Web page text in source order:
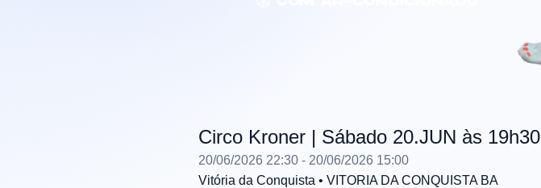
Circo Kroner | Sábado 20.JUN às 19h30
20/06/2026 22:30 - 20/06/2026 15:00
Vitória da Conquista • VITORIA DA CONQUISTA BA